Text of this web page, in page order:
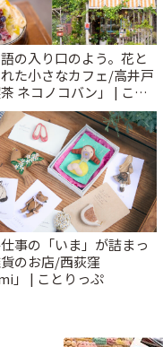
の入り口のよう。花と
た小さなカフェ/高井戸
茶 ネコノコバン」 | こと
事の「いま」が詰まっ
のお店/西荻窪
」 | ことりっぷ